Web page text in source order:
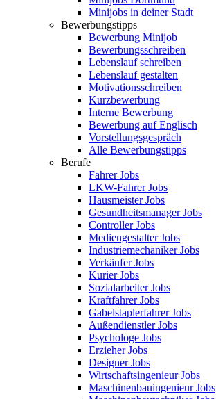
Minijobs in deiner Stadt
Bewerbungstipps
Bewerbung Minijob
Bewerbungsschreiben
Lebenslauf schreiben
Lebenslauf gestalten
Motivationsschreiben
Kurzbewerbung
Interne Bewerbung
Bewerbung auf Englisch
Vorstellungsgespräch
Alle Bewerbungstipps
Berufe
Fahrer Jobs
LKW-Fahrer Jobs
Hausmeister Jobs
Gesundheitsmanager Jobs
Controller Jobs
Mediengestalter Jobs
Industriemechaniker Jobs
Verkäufer Jobs
Kurier Jobs
Sozialarbeiter Jobs
Kraftfahrer Jobs
Gabelstaplerfahrer Jobs
Außendienstler Jobs
Psychologe Jobs
Erzieher Jobs
Designer Jobs
Wirtschaftsingenieur Jobs
Maschinenbauingenieur Jobs